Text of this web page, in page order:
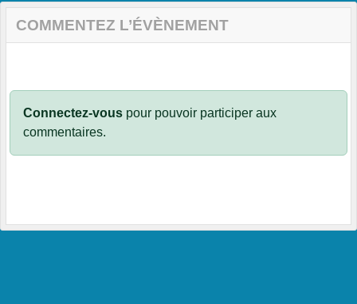
COMMENTEZ L’ÉVÈNEMENT
Connectez-vous pour pouvoir participer aux
commentaires.